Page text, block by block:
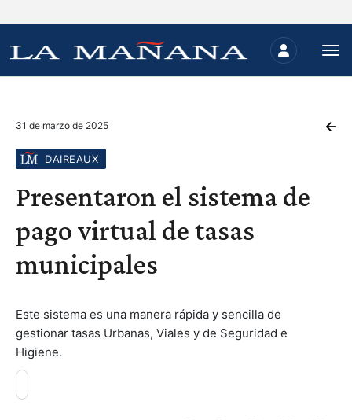
31 de marzo de 2025
DAIREAUX
Presentaron el sistema de
pago virtual de tasas
municipales
Este sistema es una manera rápida y sencilla de
gestionar tasas Urbanas, Viales y de Seguridad e
Higiene.